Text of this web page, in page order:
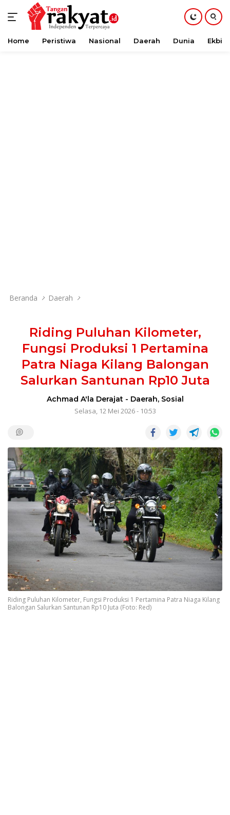
Langsung
Home Peristiwa Nasional Daerah Dunia Ekbis
Beranda Daerah
Riding Puluhan Kilometer,
Fungsi Produksi 1 Pertamina
Patra Niaga Kilang Balongan
Salurkan Santunan Rp10 Juta
Achmad A'la Derajat- Daerah, Sosial
Selasa, 12 Mei 2026 - 10:53
Riding Puluhan Kilometer, Fungsi Produksi 1 Pertamina Patra Niaga Kilang
Balongan Salurkan Santunan Rp10 Juta (Foto: Red)